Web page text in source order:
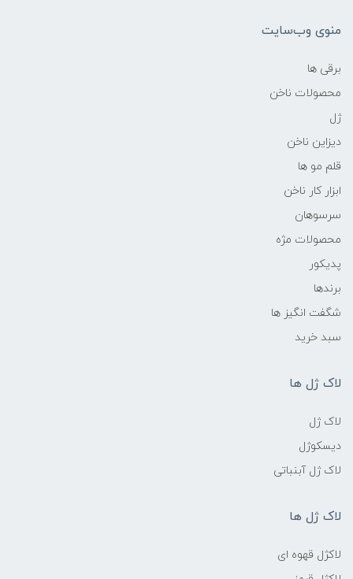
منوی وب‌سایت
برقی ها
محصولات ناخن
ژل
دیزاین ناخن
قلم مو ها
ابزار کار ناخن
سرسوهان
محصولات مژه
پدیکور
برندها
شگفت انگیز ها
سبد خرید
لاک ژل ها
لاک ژل
دیسکوژل
لاک ژل آبنباتی
لاک ژل ها
لاکژل قهوه ای